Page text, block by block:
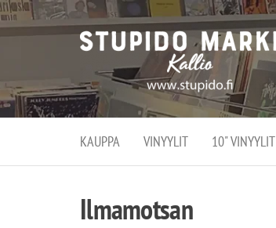
KAUPPA VINYYLIT 10" VINYYLIT
Ilmamotsan